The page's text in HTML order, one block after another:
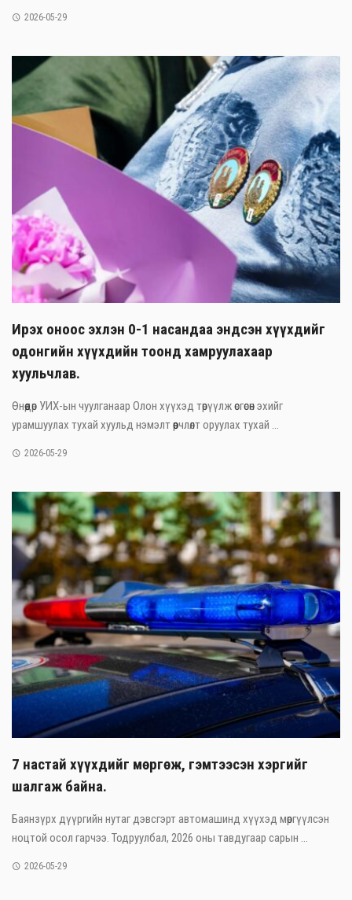
2026-05-29
Ирэх оноос эхлэн 0-1 насандаа эндсэн хүүхдийг
одонгийн хүүхдийн тоонд хамруулахаар
хуульчлав.
Өнөөдөр УИХ-ын чуулганаар Олон хүүхэд төрүүлж өсгөсөн эхийг
урамшуулах тухай хуульд нэмэлт өөрчлөлт оруулах тухай ...
2026-05-29
7 настай хүүхдийг мөргөж, гэмтээсэн хэргийг
шалгаж байна.
Баянзүрх дүүргийн нутаг дэвсгэрт автомашинд хүүхэд мөргүүлсэн
ноцтой осол гарчээ. Тодруулбал, 2026 оны тавдугаар сарын ...
2026-05-29